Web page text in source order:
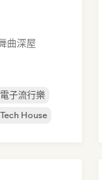
曲深屋
電子流行樂
Tech House